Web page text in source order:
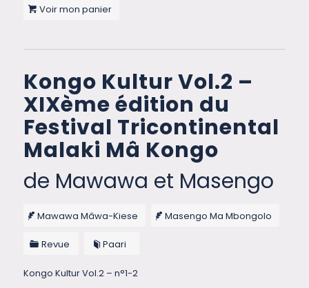
Voir mon panier
Kongo Kultur Vol.2 –
XIXème édition du
Festival Tricontinental
Malaki Mâ Kongo
de Mawawa et Masengo
Mawawa Mâwa-Kiese Masengo Ma Mbongolo
Revue Paari
Kongo Kultur Vol.2 – n°1-2